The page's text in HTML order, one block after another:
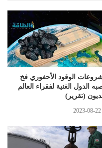
الوقود الأحفوري فخ
الدول الغنية لفقراء العالم
(تقرير)
2023-08-22